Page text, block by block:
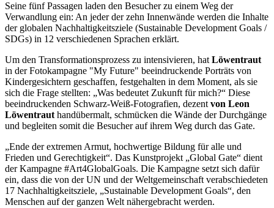
Seine fünf Passagen laden den Besucher zu einem Weg der
Verwandlung ein: An jeder der zehn Innenwände werden die Inhalte
der globalen Nachhaltigkeitsziele (Sustainable Development Goals /
SDGs) in 12 verschiedenen Sprachen erklärt.
Um den Transformationsprozess zu intensivieren, hat Löwentraut
in der Fotokampagne "My Future" beeindruckende Porträts von
Kindergesichtern geschaffen, festgehalten in dem Moment, als sie
sich die Frage stellten: „Was bedeutet Zukunft für mich?“ Diese
beeindruckenden Schwarz-Weiß-Fotografien, dezent von Leon
Löwentraut handübermalt, schmücken die Wände der Durchgänge
und begleiten somit die Besucher auf ihrem Weg durch das Gate.
„Ende der extremen Armut, hochwertige Bildung für alle und
Frieden und Gerechtigkeit“. Das Kunstprojekt „Global Gate“ dient
der Kampagne #Art4GlobalGoals. Die Kampagne setzt sich dafür
ein, dass die von der UN und der Weltgemeinschaft verabschiedeten
17 Nachhaltigkeitsziele, „Sustainable Development Goals“, den
Menschen auf der ganzen Welt nähergebracht werden.